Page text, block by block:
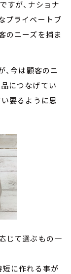
すが、ナショナ
プライベートブ
のニーズを捕ま
、今は顧客のニ
につなげてい
要るように思
じて選ぶもの一
短に作れる事が